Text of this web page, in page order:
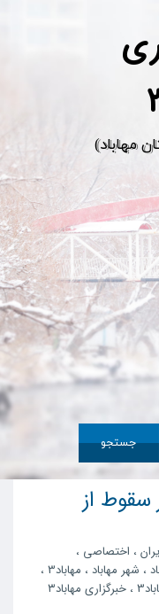
مهاباد)
جستجو
سقوط از
، اختصاصی ،
، شهر مهاباد ، مهاباد3
،
، خبرگزاری مهاباد۳